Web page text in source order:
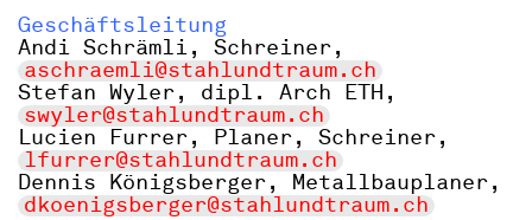
Geschäftsleitung
Andi Schrämli, Schreiner,
aschraemli@stahlundtraum.ch
Stefan Wyler, dipl. Arch ETH,
swyler@stahlundtraum.ch
Lucien Furrer, Planer, Schreiner,
lfurrer@stahlundtraum.ch
Dennis Königsberger, Metallbauplaner,
dkoenigsberger@stahlundtraum.ch